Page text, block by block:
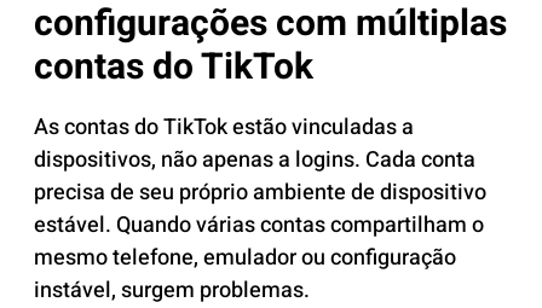
configurações com múltiplas
contas do TikTok
As contas do TikTok estão vinculadas a
dispositivos, não apenas a logins. Cada conta
precisa de seu próprio ambiente de dispositivo
estável. Quando várias contas compartilham o
mesmo telefone, emulador ou configuração
instável, surgem problemas.